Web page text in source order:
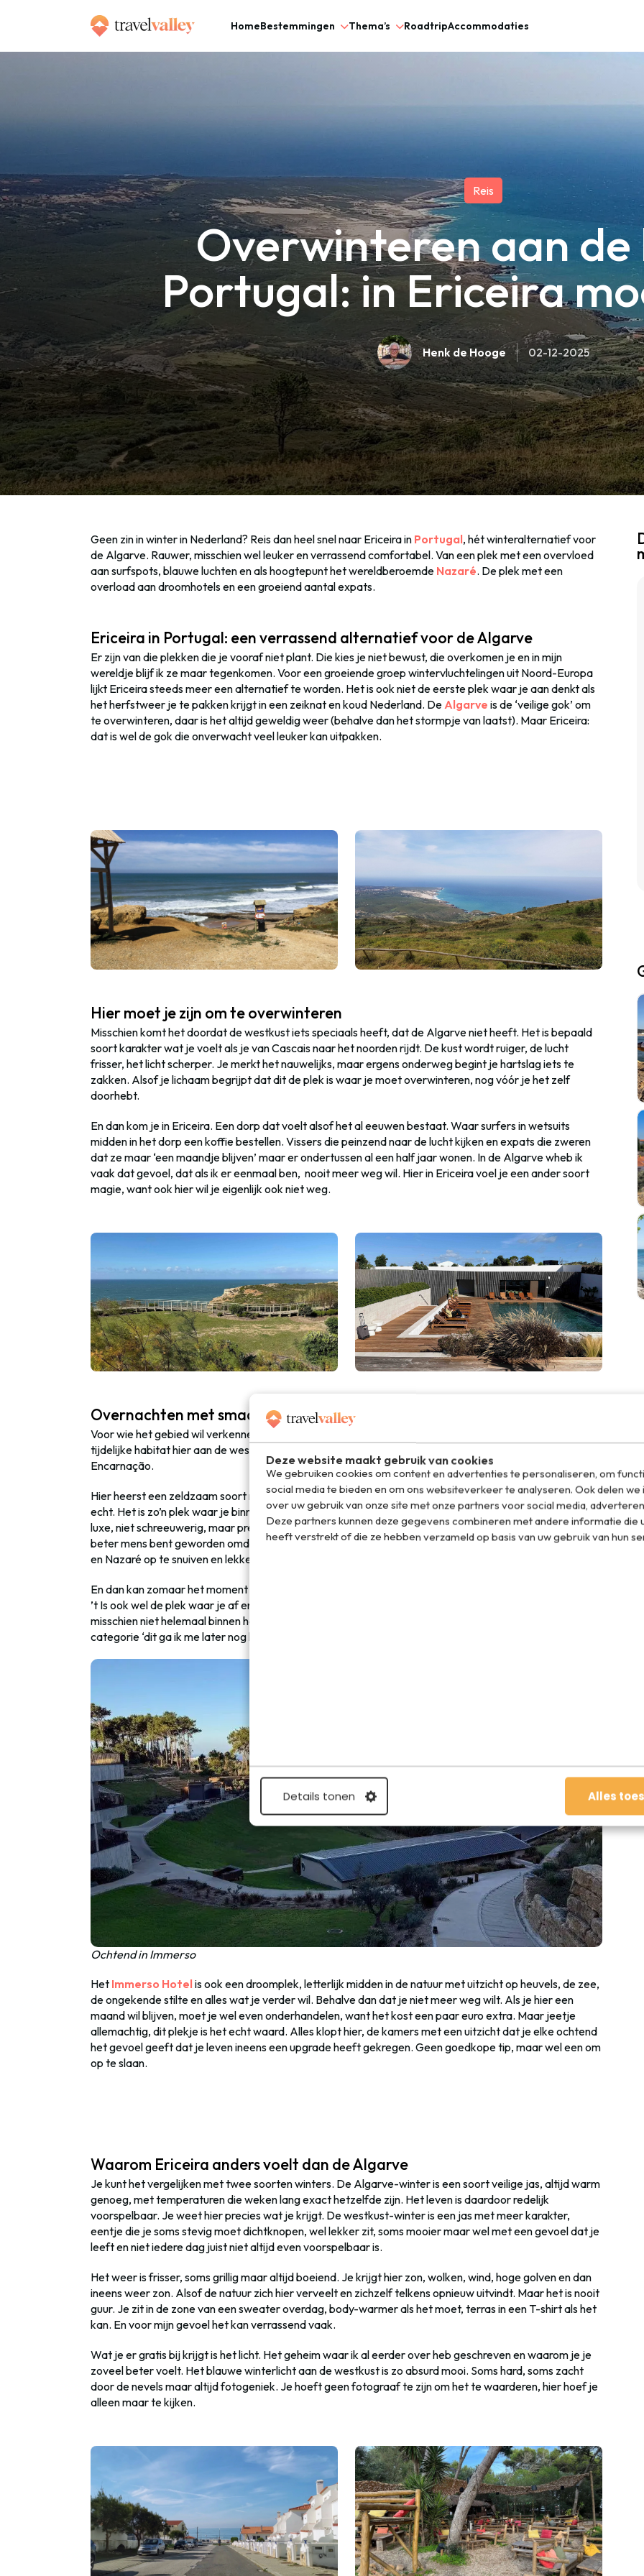
Deze website maakt gebruik van cookies
We gebruiken cookies om content en advertenties te personaliseren, om
social media te bieden en om ons websiteverkeer te analyseren. Ook delen
over uw gebruik van onze site met onze partners voor social media,
Deze partners kunnen deze gegevens combineren met andere informatie die
heeft verstrekt of die ze hebben verzameld op basis van uw gebruik van hun
Details tonen Alles
HomeBestemmingen Thema’s RoadtripAccommodaties
Reis
Overwinteren aan de
Portugal: in Ericeira
Henk de Hooge 02-12-2025
Geen zin in winter in Nederland? Reis dan heel snel naar Ericeira in Portugal, hét winteralternatief voor
de Algarve. Rauwer, misschien wel leuker en verrassend comfortabel. Van een plek met een overvloed
aan surfspots, blauwe luchten en als hoogtepunt het wereldberoemde Nazaré. De plek met een
overload aan droomhotels en een groeiend aantal expats.
Ericeira in Portugal: een verrassend alternatief voor de Algarve
Er zijn van die plekken die je vooraf niet plant. Die kies je niet bewust, die overkomen je en in mijn
wereldje blijf ik ze maar tegenkomen. Voor een groeiende groep wintervluchtelingen uit Noord-Europa
lijkt Ericeira steeds meer een alternatief te worden. Het is ook niet de eerste plek waar je aan denkt als
het herfstweer je te pakken krijgt in een zeiknat en koud Nederland. DeAlgarve is de ‘veilige gok’ om
te overwinteren, daar is het altijd geweldig weer (behalve dan het stormpje van laatst). Maar Ericeira:
dat is wel de gok die onverwacht veel leuker kan uitpakken.
Hier moet je zijn om te overwinteren
Misschien komt het doordat de westkust iets speciaals heeft, dat de Algarve niet heeft. Het is bepaald
soortkarakterwat je voelt als je van Cascais naar het noorden rijdt. De kust wordt ruiger, de lucht
frisser, het licht scherper. Je merkt het nauwelijks, maar ergens onderweg begint je hartslag iets te
zakken. Alsof je lichaam begrijpt dat dit de plek is waar je moet overwinteren, nog vóór je het zelf
doorhebt.
En dan kom je in Ericeira. Een dorp dat voelt alsof het al eeuwen bestaat. Waar surfers in wetsuits
midden in het dorp een koffie bestellen. Vissers die peinzendnaar de lucht kijken en expats die zweren
dat ze maar ‘een maandje blijven’ maarer ondertussen al eenhalfjaarwonen. In de Algarve wheb ik
vaak dat gevoel, dat als ik er eenmaal ben, nooit meer weg wil. Hier in Ericeira voel je een ander soort
magie, want ook hier wil je eigenlijk ook niet weg.
Overnachten met smaak (en een uitzicht waar je stil van wordt)
Voor wie het gebied wil verkennen, is de plek waar je slaapt bijna net zo belangrijk als waar je loopt. Mijn
tijdelijke habitat hier aan de westkust is het
Encarnação.
Hier heerst een zeldzaam soort rust dat je eigenlijk alleen verwacht in een boek of een film, niet in het
echt. Het is zo’n plek waar je binnenkomt, even rondkijkt en dan denkt: dit gaat werken. Niet overdreven
luxe, niet schreeuwerig, maar precies de juiste mix van comfort, stijl en dat rare gevoel dat je ineens een
beter mens bent geworden omdat je hier slaapt. Perfect als uitvalsbasis om de hele kust tussen Cascais
en Nazaré op te snuiven en lekker te gaan roadtrippen.
En dan kan zomaar het moment komen waarop je denkt: ik blijf nog even want het gebied is waanzinnig.
’t Is ook wel de plek waar je af en toe moet verkassen en jezelf iets moet gunnen. Aethos Ericeira valt
misschien niet helemaal binnen het praktische overwinterbudget, maar het is wel een overnachting uit de
categorie ‘dit ga ik me later nog herinneren’.
Ochtend in Immerso
Het Immerso Hotel is ook een droomplek, letterlijk midden in de natuur met uitzicht op heuvels, de zee,
de ongekende stilte en alles wat je verder wil. Behalve dan dat je niet meer weg wilt. Als je hier een
maand wil blijven, moet je wel even onderhandelen, want het kost een paar euro extra. Maar jeetje
allemachtig, dit plekje is het echt waard. Alles klopt hier, de kamers met een uitzicht dat je elke ochtend
het gevoel geeft dat je leven ineens een upgrade heeft gekregen. Geen goedkope tip, maar wel een om
op te slaan.
Waarom Ericeira anders voelt dan de Algarve
Je kunt het vergelijken met twee soorten winters. De Algarve-winter is een soort veilige jas, altijd warm
genoeg, met temperaturen die weken lang exact hetzelfde zijn. Het leven is daardoor redelijk
voorspelbaar. Je weet hier precies wat je krijgt. De westkust-winter is een jas met meer karakter,
eentje die je soms stevig moet dichtknopen, wel lekker zit, soms mooier maar wel met een gevoel dat je
leeft en niet iedere dag juist niet altijd even voorspelbaar is.
Het weer is frisser, soms grillig maar altijd boeiend. Je krijgt hier zon, wolken, wind, hoge golven en dan
ineens weer zon. Alsof de natuur zich hier verveelt en zichzelf telkens opnieuw uitvindt. Maar het is nooit
guur. Je zit in de zone van een sweater overdag, body-warmer als het moet, terras in een T-shirt als het
kan. En voor mijn gevoel het kan verrassend vaak.
Wat je er gratis bij krijgt is het licht. Het geheim waar ik al eerder over heb geschreven en waarom je je
zoveel beter voelt. Het blauwe winterlicht aan de westkust is zo absurd mooi. Soms hard, soms zacht
door de nevels maar altijd fotogeniek. Je hoeft geen fotograaf te zijn om het te waarderen, hier hoef je
alleen maar te kijken.